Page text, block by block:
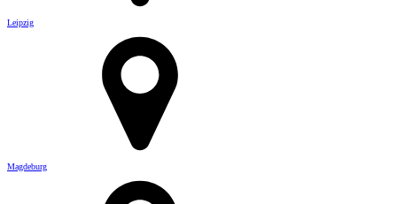
Leipzig
Magdeburg